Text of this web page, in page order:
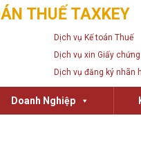
THUẾ TAXKEY
Dịch vụ Kế toán Thuế
Dịch vụ xin Giấy
Dịch vụ đăng ký nhãn
Doanh Nghiệp